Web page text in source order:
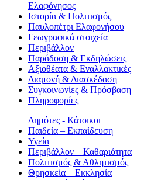
Ελαφόνησος
Ιστορία & Πολιτισμός
Παυλοπέτρι Ελαφονήσου
Γεωγραφικά στοιχεία
Περιβάλλον
Παράδοση & Εκδηλώσεις
Αξιοθέατα & Eναλλακτικές
Διαμονή & Διασκέδαση
Συγκοινωνίες & Πρόσβαση
Πληροφορίες
Δημότες - Κάτοικοι
Παιδεία – Εκπαίδευση
Υγεία
Περιβάλλον – Καθαριότητα
Πολιτισμός & Αθλητισμός
Θρησκεία – Εκκλησία